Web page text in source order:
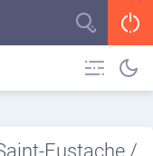
Eustache /